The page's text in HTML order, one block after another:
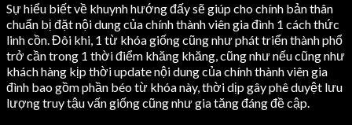
Sự hiểu biết về khuynh hướng đấy sẽ giúp cho chính bản thân
chuẩn bị đặt nội dung của chính thành viên gia đình 1 cách thức
linh cồn. Đôi khi, 1 từ khóa giống cũng như phát triển thành phổ
trở cần trong 1 thời điểm khăng khăng, cũng như nếu cũng như
khách hàng kịp thời update nội dung của chính thành viên gia
đình bao gồm phần béo từ khóa này, thời dịp gây phê duyệt lưu
lượng truy tậu vấn giống cũng như gia tăng đáng đề cập.